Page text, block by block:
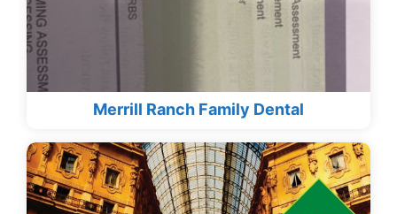
Merrill Ranch Family Dental